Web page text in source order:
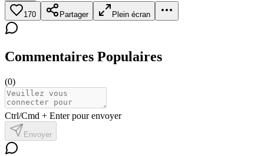
170 Partager Plein écran
Commentaires Populaires
(0)
Ctrl/Cmd + Enter pour envoyer
Envoyer